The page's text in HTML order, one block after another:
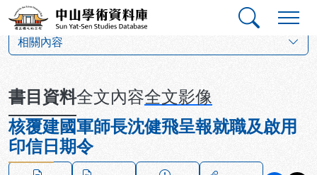
跳到主要內容
中山學術資料庫
相關內容
書目資料全文內容全文影像
核覆建國軍師長沈健飛呈報就職及啟用
印信日期令